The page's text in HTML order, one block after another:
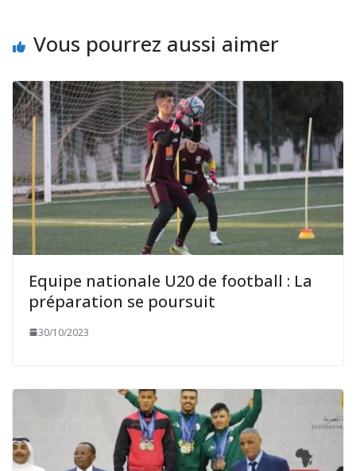
Vous pourrez aussi aimer
Equipe nationale U20 de football : La
préparation se poursuit
30/10/2023